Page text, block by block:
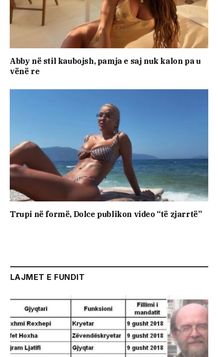
Abby në stil kaubojsh, pamja e saj nuk kalon pa u
vënë re
Trupi në formë, Dolce publikon video “të zjarrtë”
LAJMET E FUNDIT